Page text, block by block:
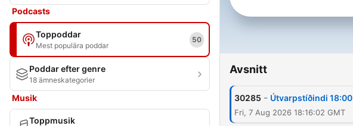
Podcasts
Toppoddar
Mest populära poddar
50
Poddar efter genre
18 ämneskategorier
Musik
Toppmusik
Avsnitt
30285 - Útvarpstíðindi 18:00
Fri, 7 Aug 2026 18:16:02 GMT